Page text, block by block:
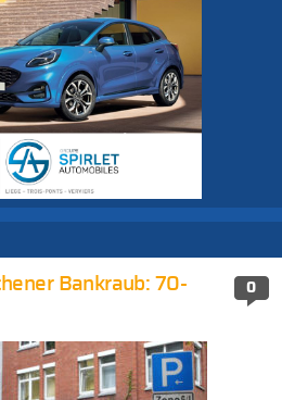
0
Bankraub: 70-